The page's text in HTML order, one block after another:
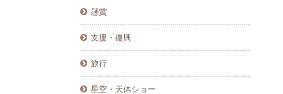
懸賞
支援・復興
旅行
星空・天体ショー